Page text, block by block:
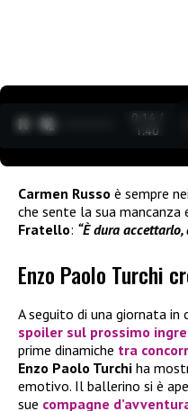
0:15 /
1:40
Carmen Russo è sempre
che sente la sua
Fratello: “È dura
Enzo Paolo Turchi
A seguito di una giornata in
spoiler sul prossimo
prime dinamiche tra
Enzo Paolo Turchi ha
emotivo. Il ballerino si è
sue compagne